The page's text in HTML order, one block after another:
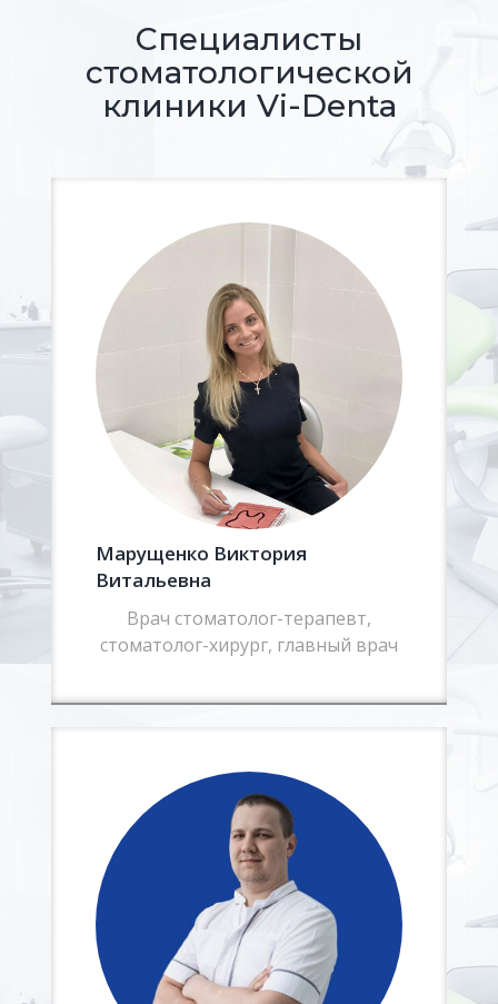
Специалисты
стоматологической
клиники Vi-Denta
Марущенко Виктория
Витальевна
Врач стоматолог-терапевт,
стоматолог-хирург, главный врач